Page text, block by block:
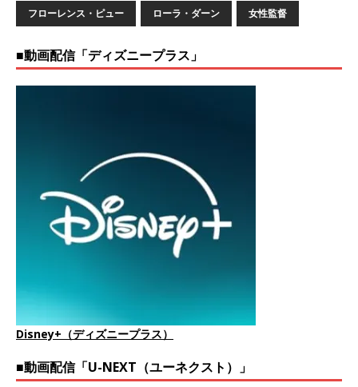
フローレンス・ピュー ローラ・ダーン 女性監督
■動画配信「ディズニープラス」
Disney+（ディズニープラス）
■動画配信「U-NEXT（ユーネクスト）」